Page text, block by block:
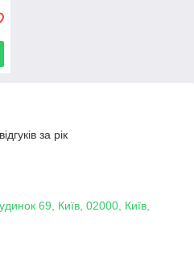
за рік
69, Київ, 02000, Київ,